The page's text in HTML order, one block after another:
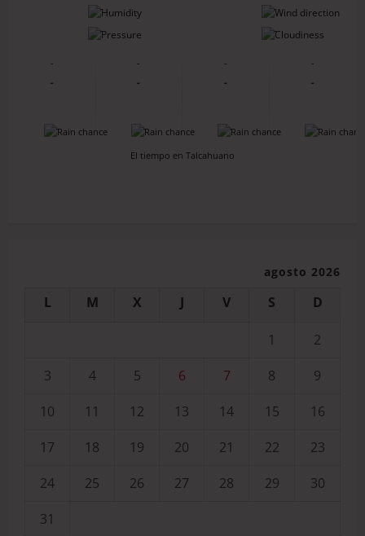
-
-
-
-
-
-
-
-
-
-
-
-
-
-
-
-
El tiempo en Talcahuano
agosto 2026
L M X J V S D
1
2
3
4 5 6 7 8
9
10
11 12 13 14 15
16
17
18 19 20 21 22
23
24
25 26 27 28 29
30
31